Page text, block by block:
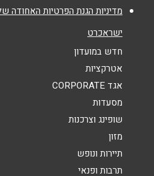
אנא חזרו אלי בקשר ל...
חדרה
6, קלז
04-8873087
מדיניות הגנת הפרטיות האחודה
ישראכרט
חדש במועדון
אטרקציות
אגד CORPORATE
מסעדות
שופינג וצרכנות
מזון
תיירות ונופש
תרבות ופנאי